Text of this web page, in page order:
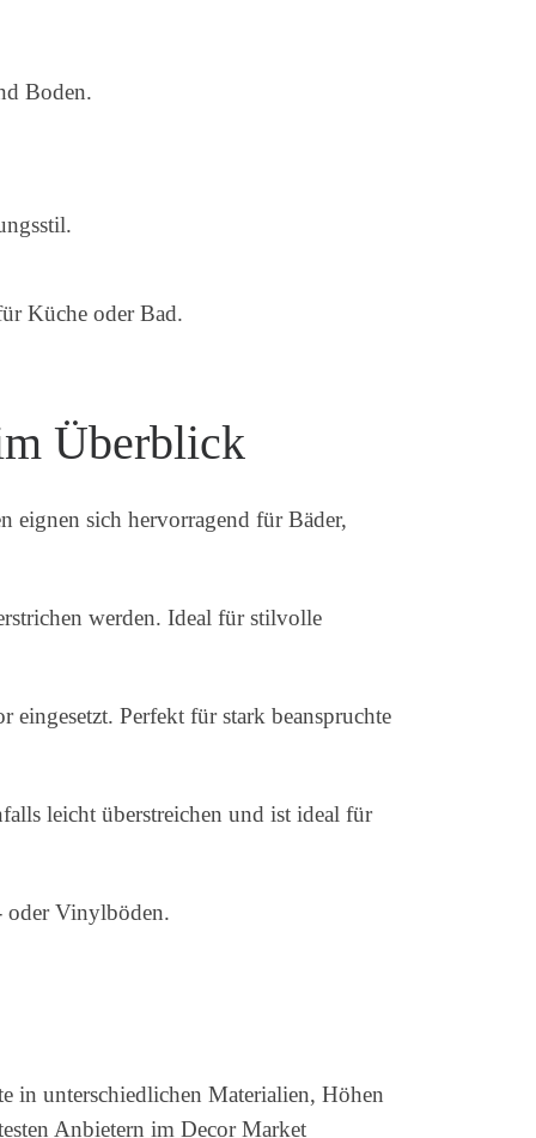
Boden.
Küche oder Bad.
Überblick
eignen sich hervorragend für Bäder,
werden. Ideal für stilvolle
Perfekt für stark beanspruchte
leicht überstreichen und ist ideal für
oder Vinylböden.
in unterschiedlichen Materialien, Höhen
Anbietern im Decor Market